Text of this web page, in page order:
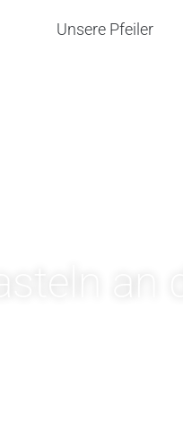
Unsere Pfeiler